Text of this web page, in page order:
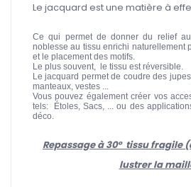
Le jacquard est une matière à
Ce qui permet de donner du relief
noblesse au tissu enrichi naturellement
et le placement des motifs.
Le plus souvent, le tissu est réversible.
Le jacquard permet de coudre des
manteaux, vestes ...
Vous pouvez également créer vos
tels: Étoles, Sacs, ... ou des
déco.
Repassage à 30° tissu fragile
lustrer la